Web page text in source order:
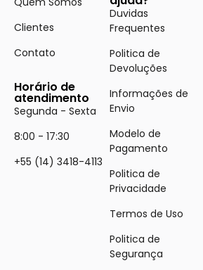
Clientes
Contato
Horário de
atendimento
Segunda - Sexta
8:00 - 17:30
+55 (14) 3418-4113
Duvidas
Frequentes
Politica de
Devoluções
Informações de
Envio
Modelo de
Pagamento
Politica de
Privacidade
Termos de Uso
Politica de
Segurança